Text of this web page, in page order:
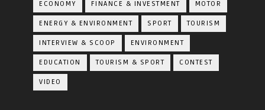
ECONOMY FINANCE & INVESTMENT MOTOR
ENERGY & ENVIRONMENT SPORT TOURISM
INTERVIEW & SCOOP ENVIRONMENT
EDUCATION TOURISM & SPORT CONTEST
VIDEO